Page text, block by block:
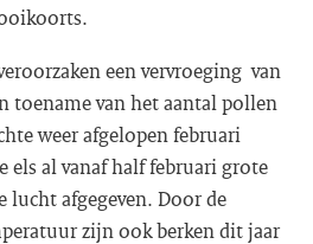
een vervroeging van
toename van het aantal pollen
weer afgelopen februari
els al vanaf half februari grote
lucht afgegeven. Door de
zijn ook berken dit jaar